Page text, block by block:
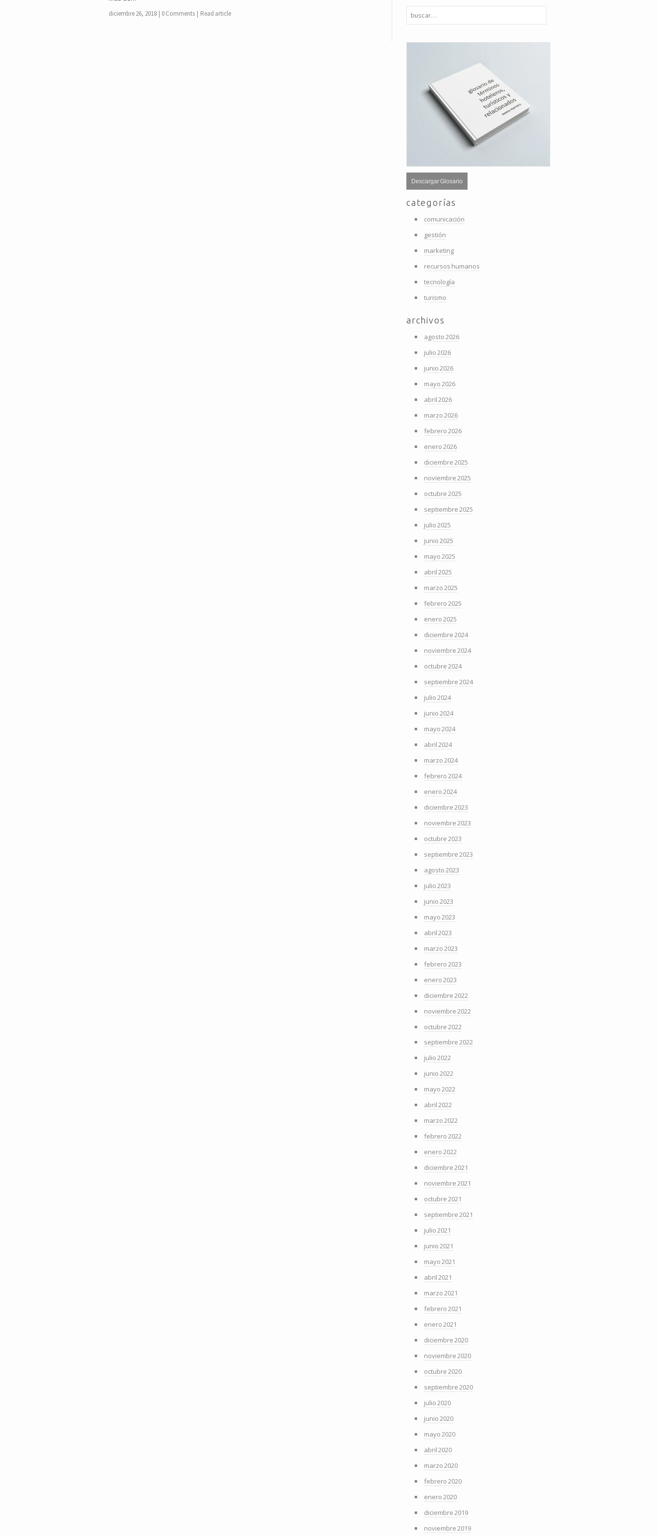
diciembre 26, 2018 0 Comments Read article
Descargar Glosario
categorías
comunicación
gestión
marketing
recursos humanos
tecnología
turismo
archivos
agosto 2026
julio 2026
junio 2026
mayo 2026
abril 2026
marzo 2026
febrero 2026
enero 2026
diciembre 2025
noviembre 2025
octubre 2025
septiembre 2025
julio 2025
junio 2025
mayo 2025
abril 2025
marzo 2025
febrero 2025
enero 2025
diciembre 2024
noviembre 2024
octubre 2024
septiembre 2024
julio 2024
junio 2024
mayo 2024
abril 2024
marzo 2024
febrero 2024
enero 2024
diciembre 2023
noviembre 2023
octubre 2023
septiembre 2023
agosto 2023
julio 2023
junio 2023
mayo 2023
abril 2023
marzo 2023
febrero 2023
enero 2023
diciembre 2022
noviembre 2022
octubre 2022
septiembre 2022
julio 2022
junio 2022
mayo 2022
abril 2022
marzo 2022
febrero 2022
enero 2022
diciembre 2021
noviembre 2021
octubre 2021
septiembre 2021
julio 2021
junio 2021
mayo 2021
abril 2021
marzo 2021
febrero 2021
enero 2021
diciembre 2020
noviembre 2020
octubre 2020
septiembre 2020
julio 2020
junio 2020
mayo 2020
abril 2020
marzo 2020
febrero 2020
enero 2020
diciembre 2019
noviembre 2019